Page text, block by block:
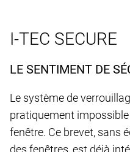
I-TEC SECURE
LE SENTIMENT DE
Le système de
pratiquement
fenêtre. Ce brevet, sans
des fenêtres, est déjà